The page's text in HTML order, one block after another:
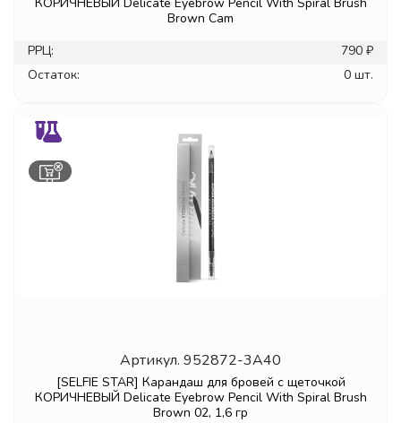
КОРИЧНЕВЫЙ Delicate Eyebrow Pencil With Spiral Brush
Brown Cam
РРЦ:
790 ₽
Остаток:
0 шт.
Артикул. 952872-3A40
[SELFIE STAR] Карандаш для бровей с щеточкой
КОРИЧНЕВЫЙ Delicate Eyebrow Pencil With Spiral Brush
Brown 02, 1,6 гр